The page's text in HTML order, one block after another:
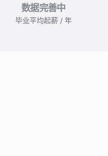
数据完善中
毕业平均起薪 / 年